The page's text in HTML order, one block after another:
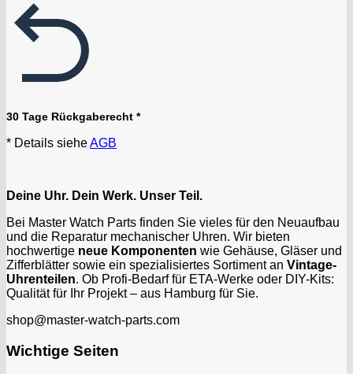
30 Tage Rückgaberecht *
* Details sieheAGB
Deine Uhr. Dein Werk. Unser Teil.
Bei Master Watch Parts finden Sie vieles für den Neuaufbau
und die Reparatur mechanischer Uhren. Wir bieten
hochwertige neue Komponenten wie Gehäuse, Gläser und
Zifferblätter sowie ein spezialisiertes Sortiment an Vintage-
Uhrenteilen. Ob Profi-Bedarf für ETA-Werke oder DIY-Kits:
Qualität für Ihr Projekt – aus Hamburg für Sie.
shop@master-watch-parts.com
Wichtige Seiten